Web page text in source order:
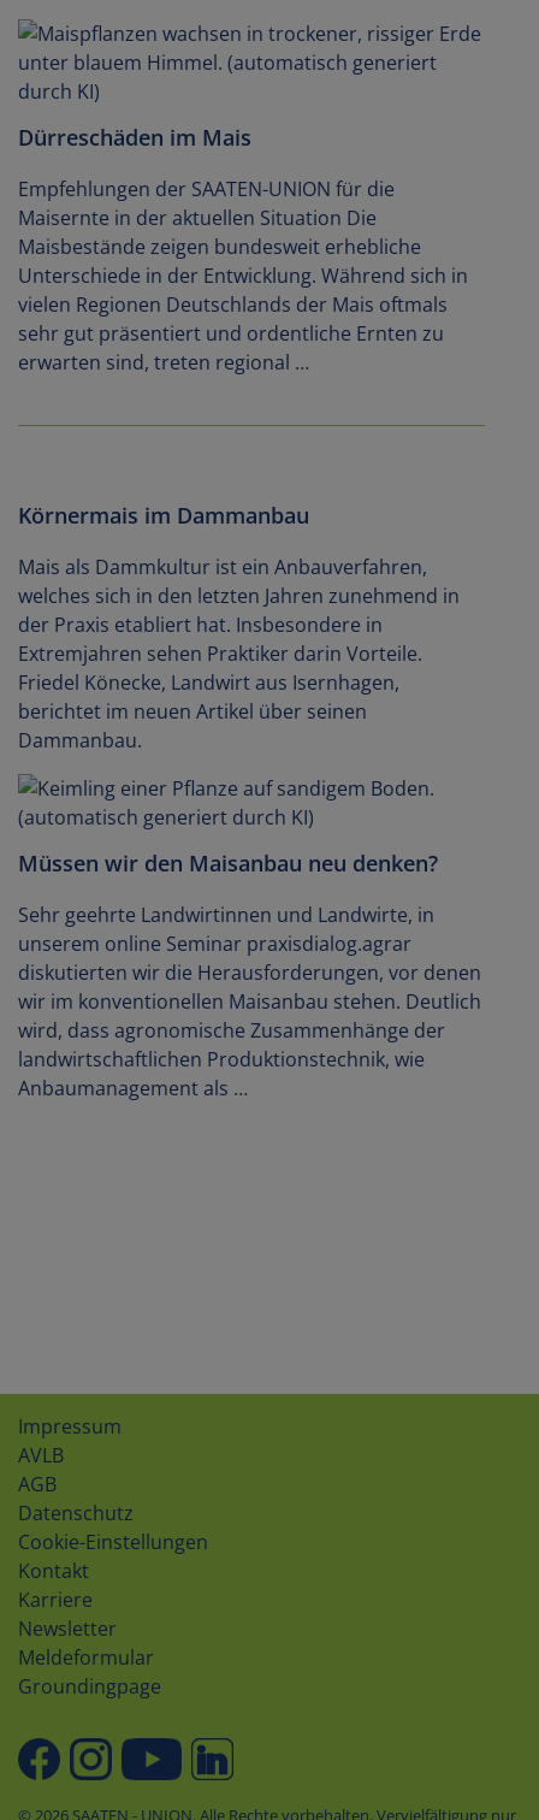
Dürreschäden im Mais
Empfehlungen der SAATEN-UNION für die
Maisernte in der aktuellen Situation Die
Maisbestände zeigen bundesweit erhebliche
Unterschiede in der Entwicklung. Während sich in
vielen Regionen Deutschlands der Mais oftmals
sehr gut präsentiert und ordentliche Ernten zu
erwarten sind, treten regional …
Körnermais im Dammanbau
Mais als Dammkultur ist ein Anbauverfahren,
welches sich in den letzten Jahren zunehmend in
der Praxis etabliert hat. Insbesondere in
Extremjahren sehen Praktiker darin Vorteile.
Friedel Könecke, Landwirt aus Isernhagen,
berichtet im neuen Artikel über seinen
Dammanbau.
Müssen wir den Maisanbau neu denken?
Sehr geehrte Landwirtinnen und Landwirte, in
unserem online Seminar praxisdialog.agrar
diskutierten wir die Herausforderungen, vor denen
wir im konventionellen Maisanbau stehen. Deutlich
wird, dass agronomische Zusammenhänge der
landwirtschaftlichen Produktionstechnik, wie
Anbaumanagement als …
Impressum
AVLB
AGB
Datenschutz
Cookie-Einstellungen
Kontakt
Karriere
Newsletter
Meldeformular
Groundingpage
© 2026 SAATEN - UNION. Alle Rechte vorbehalten. Vervielfältigung nur